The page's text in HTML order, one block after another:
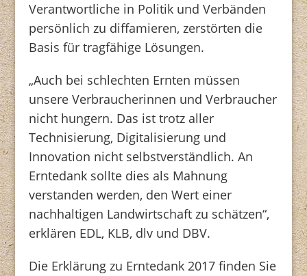
Verantwortliche in Politik und Verbänden
persönlich zu diffamieren, zerstörten die
Basis für tragfähige Lösungen.
„Auch bei schlechten Ernten müssen
unsere Verbraucherinnen und Verbraucher
nicht hungern. Das ist trotz aller
Technisierung, Digitalisierung und
Innovation nicht selbstverständlich. An
Erntedank sollte dies als Mahnung
verstanden werden, den Wert einer
nachhaltigen Landwirtschaft zu schätzen“,
erklären EDL, KLB, dlv und DBV.
Die Erklärung zu Erntedank 2017 finden Sie